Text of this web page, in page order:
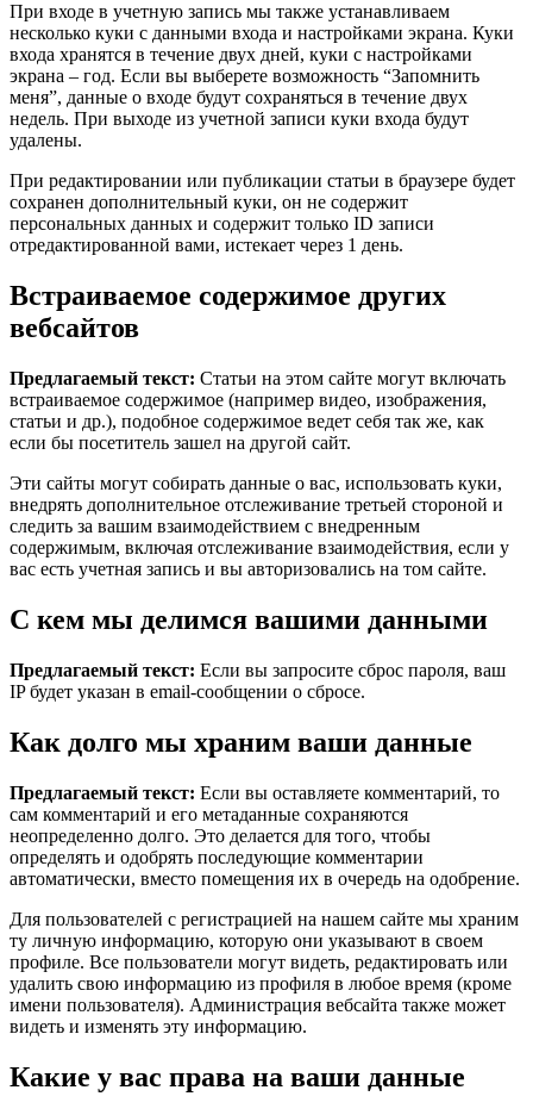
При входе в учетную запись мы также устанавливаем
несколько куки с данными входа и настройками экрана. Куки
входа хранятся в течение двух дней, куки с настройками
экрана – год. Если вы выберете возможность “Запомнить
меня”, данные о входе будут сохраняться в течение двух
недель. При выходе из учетной записи куки входа будут
удалены.
При редактировании или публикации статьи в браузере будет
сохранен дополнительный куки, он не содержит
персональных данных и содержит только ID записи
отредактированной вами, истекает через 1 день.
Встраиваемое содержимое других
вебсайтов
Предлагаемый текст: Статьи на этом сайте могут включать
встраиваемое содержимое (например видео, изображения,
статьи и др.), подобное содержимое ведет себя так же, как
если бы посетитель зашел на другой сайт.
Эти сайты могут собирать данные о вас, использовать куки,
внедрять дополнительное отслеживание третьей стороной и
следить за вашим взаимодействием с внедренным
содержимым, включая отслеживание взаимодействия, если у
вас есть учетная запись и вы авторизовались на том сайте.
С кем мы делимся вашими данными
Предлагаемый текст: Если вы запросите сброс пароля, ваш
IP будет указан в email-сообщении о сбросе.
Как долго мы храним ваши данные
Предлагаемый текст: Если вы оставляете комментарий, то
сам комментарий и его метаданные сохраняются
неопределенно долго. Это делается для того, чтобы
определять и одобрять последующие комментарии
автоматически, вместо помещения их в очередь на одобрение.
Для пользователей с регистрацией на нашем сайте мы храним
ту личную информацию, которую они указывают в своем
профиле. Все пользователи могут видеть, редактировать или
удалить свою информацию из профиля в любое время (кроме
имени пользователя). Администрация вебсайта также может
видеть и изменять эту информацию.
Какие у вас права на ваши данные